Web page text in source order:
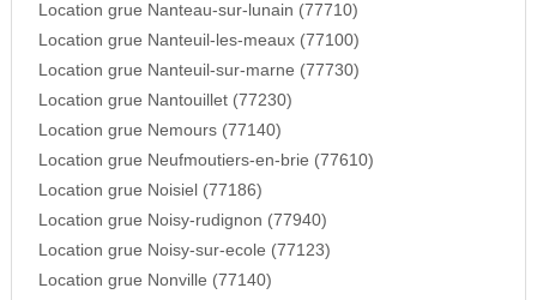
Location grue Nanteau-sur-lunain (77710)
Location grue Nanteuil-les-meaux (77100)
Location grue Nanteuil-sur-marne (77730)
Location grue Nantouillet (77230)
Location grue Nemours (77140)
Location grue Neufmoutiers-en-brie (77610)
Location grue Noisiel (77186)
Location grue Noisy-rudignon (77940)
Location grue Noisy-sur-ecole (77123)
Location grue Nonville (77140)